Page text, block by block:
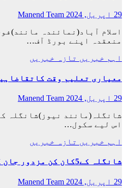
29 اپریل, 2024
Manend Team
منعقدہ اپنے بورڈ آف…
اہم خبریں تازہ خبریں
معیاری تعلیم وقت
29 اپریل, 2024
Manend Team
شانگلہ(مانند نیوز)شانگلہ
اس لیے سکول…
اہم خبریں تازہ خبریں
شانگلہ کے5کان کن مزدور جان کی بازی ہار گئے
29 اپریل, 2024
Manend Team